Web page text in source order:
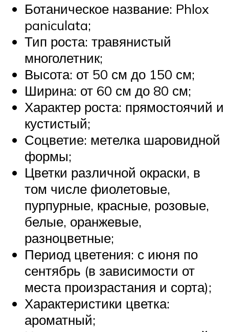
Ботаническое название: Phlox
paniculata;
Тип роста: травянистый
многолетник;
Высота: от 50 см до 150 см;
Ширина: от 60 см до 80 см;
Характер роста: прямостоячий и
кустистый;
Соцветие: метелка шаровидной
формы;
Цветки различной окраски, в
том числе фиолетовые,
пурпурные, красные, розовые,
белые, оранжевые,
разноцветные;
Период цветения: с июня по
сентябрь (в зависимости от
места произрастания и сорта);
Характеристики цветка:
ароматный;